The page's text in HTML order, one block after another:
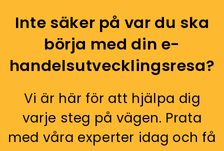
Inte säker på var du ska
börja med din e-
handelsutvecklingsresa?
Vi är här för att hjälpa dig
varje steg på vägen. Prata
med våra experter idag och få